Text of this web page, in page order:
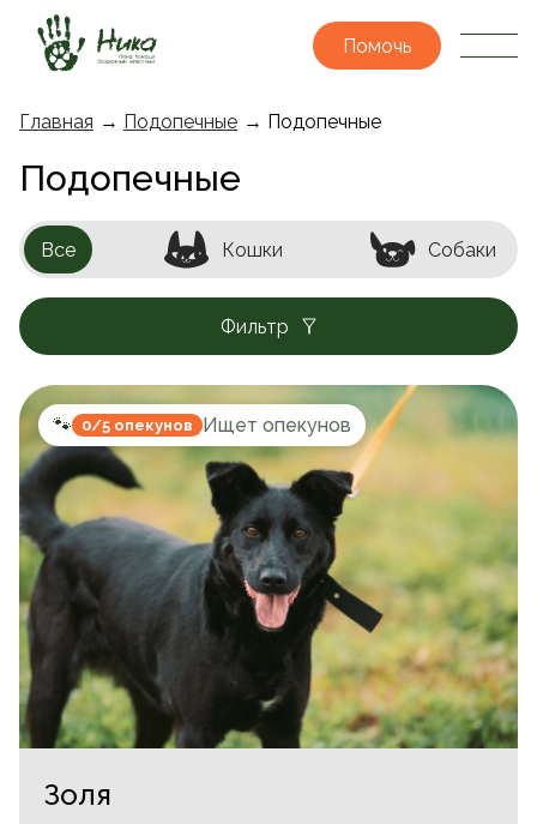
Помочь
Главная → Подопечные → Подопечные
Подопечные
Все Кошки Собаки
Фильтр
🐾 0/5 опекунов Ищет опекунов
Золя